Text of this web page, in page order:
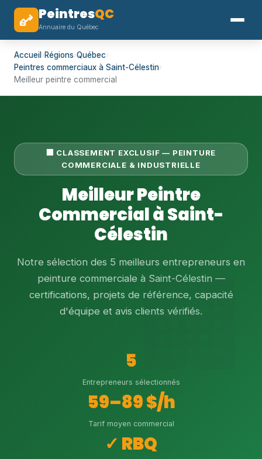
PeintresQC
Annuaire du Québec
Accueil ›Régions›Québec›
Peintres commerciaux à Saint-Célestin›
Meilleur peintre commercial
🏢 CLASSEMENT EXCLUSIF — PEINTURE
COMMERCIALE & INDUSTRIELLE
Meilleur Peintre
Commercial à Saint-
Célestin
Notre sélection des 5 meilleurs entrepreneurs en
peinture commerciale à Saint-Célestin —
certifications, projets de référence, capacité
d'équipe et avis clients vérifiés.
5
Entrepreneurs sélectionnés
59–89 $/h
Tarif moyen commercial
✓ RBQ